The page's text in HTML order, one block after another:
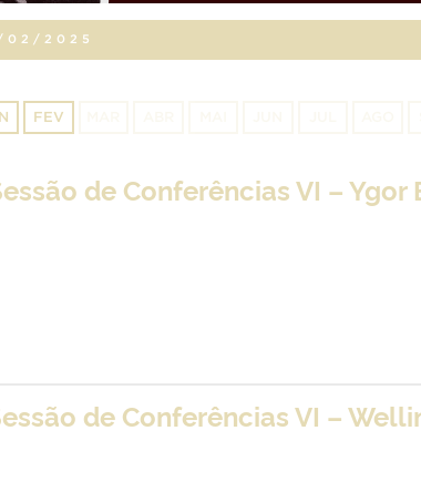
02/2025
FEV
de Conferências VI –
de Conferências VI –